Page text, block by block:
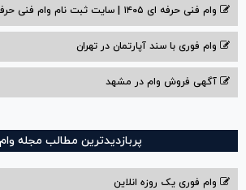
وام فنی حرفه ای ۱۴۰۵ | سایت ثبت نام وام فنی حرفه ای
وام فوری با سند آپارتمان در تهران
آگهی فروش وام در مشهد
پربازدیدترین مطالب مجله
وام فوری یک روزه انلاین